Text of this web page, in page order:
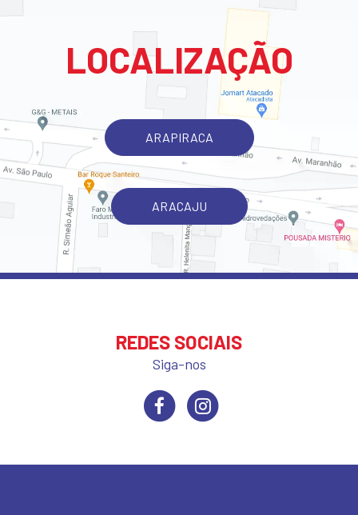
LOCALIZAÇÃO
ARAPIRACA
ARACAJU
REDES SOCIAIS
Siga-nos